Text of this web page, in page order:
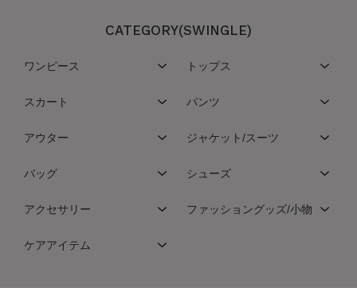
CATEGORY(SWINGLE)
ワンピース トップス
スカート パンツ
アウター ジャケット/スーツ
バッグ シューズ
アクセサリー ファッショングッズ/小物
ケアアイテム